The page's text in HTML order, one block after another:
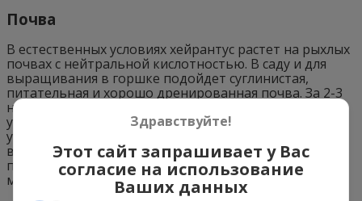
Почва
В естественных условиях хейрантус растет на рыхлых
почвах с нейтральной кислотностью. В саду и для
выращивания в горшке подойдет суглинистая,
питательная и хорошо дренированная почва. За 2-3
недели до посадки внесите в нее органические
удобрения (перегной или компост). Минеральные
удобрения нужно вносить каждый месяц в течение
всего периода вегетации. Для горшков выберете
правильный дренаж - это может быть керамзит или
мох сфагнум.
Здравствуйте!
Этот сайт запрашивает у Вас
согласие на использование
Ваших данных